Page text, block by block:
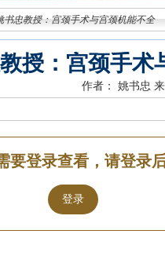
书忠教授：宫颈手术与宫颈机能不全
授：宫颈手术
作者： 姚书忠
要登录查看，请登录
登录